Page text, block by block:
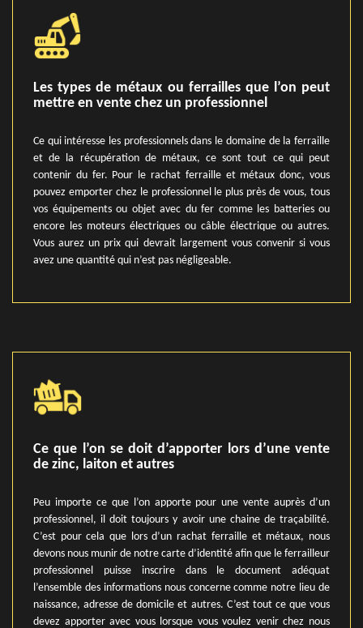
Les types de métaux ou ferrailles que l’on peut
mettre en vente chez un professionnel
Ce qui intéresse les professionnels dans le domaine de la ferraille
et de la récupération de métaux, ce sont tout ce qui peut
contenir du fer. Pour le rachat ferraille et métaux donc, vous
pouvez emporter chez le professionnel le plus près de vous, tous
vos équipements ou objet avec du fer comme les batteries ou
encore les moteurs électriques ou câble électrique ou autres.
Vous aurez un prix qui devrait largement vous convenir si vous
avez une quantité qui n’est pas négligeable.
Ce que l’on se doit d’apporter lors d’une vente
de zinc, laiton et autres
Peu importe ce que l’on apporte pour une vente auprès d’un
professionnel, il doit toujours y avoir une chaine de traçabilité.
C’est pour cela que lors d’un rachat ferraille et métaux, nous
devons nous munir de notre carte d’identité afin que le ferrailleur
professionnel puisse inscrire dans le document adéquat
l’ensemble des informations nous concerne comme notre lieu de
naissance, adresse de domicile et autres. C’est tout ce que vous
devez apporter avec vous lorsque vous voulez venir chez nous